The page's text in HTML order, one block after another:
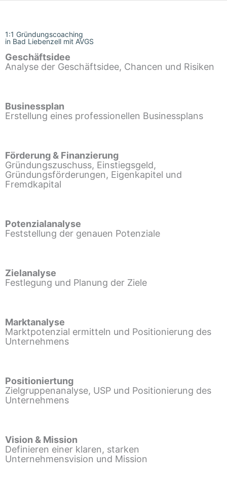
1:1 Gründungscoaching
in Bad Liebenzell mit AVGS
Geschäftsidee
Analyse der Geschäftsidee, Chancen und Risiken
Businessplan
Erstellung eines professionellen Businessplans
Förderung & Finanzierung
Gründungszuschuss, Einstiegsgeld,
Gründungsförderungen, Eigenkapitel und
Fremdkapital
Potenzialanalyse
Feststellung der genauen Potenziale
Zielanalyse
Festlegung und Planung der Ziele
Marktanalyse
Marktpotenzial ermitteln und Positionierung des
Unternehmens
Positioniertung
Zielgruppenanalyse, USP und Positionierung des
Unternehmens
Vision & Mission
Definieren einer klaren, starken
Unternehmensvision und Mission